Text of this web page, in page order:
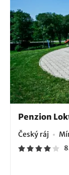
Penzion
Český ráj